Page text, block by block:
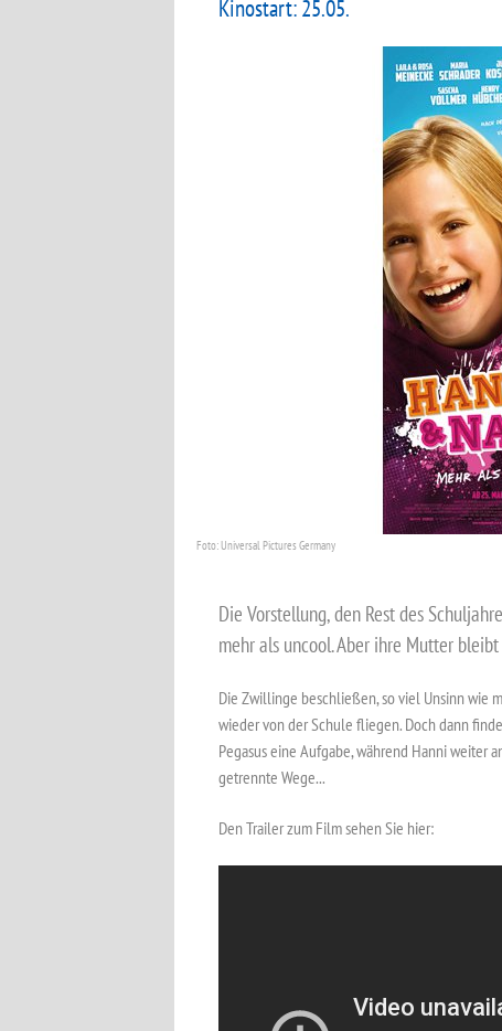
Kinostart: 25.05.
Foto: Universal Pictures Germany
Die Vorstellung, den Rest des
mehr als uncool. Aber ihre Mutter
Die Zwillinge beschließen, so viel Unsinn wie
wieder von der Schule fliegen. Doch dann
Pegasus eine Aufgabe, während Hanni weiter
getrennte Wege...
Den Trailer zum Film sehen Sie hier: